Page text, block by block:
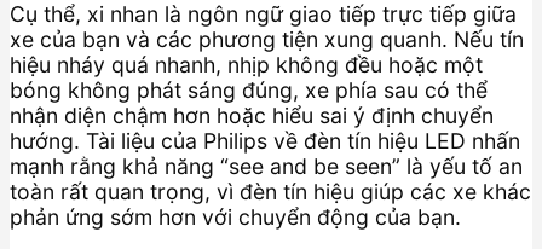
Cụ thể, xi nhan là ngôn ngữ giao tiếp trực tiếp giữa
xe của bạn và các phương tiện xung quanh. Nếu tín
hiệu nháy quá nhanh, nhịp không đều hoặc một
bóng không phát sáng đúng, xe phía sau có thể
nhận diện chậm hơn hoặc hiểu sai ý định chuyển
hướng. Tài liệu của Philips về đèn tín hiệu LED nhấn
mạnh rằng khả năng “see and be seen” là yếu tố an
toàn rất quan trọng, vì đèn tín hiệu giúp các xe khác
phản ứng sớm hơn với chuyển động của bạn.